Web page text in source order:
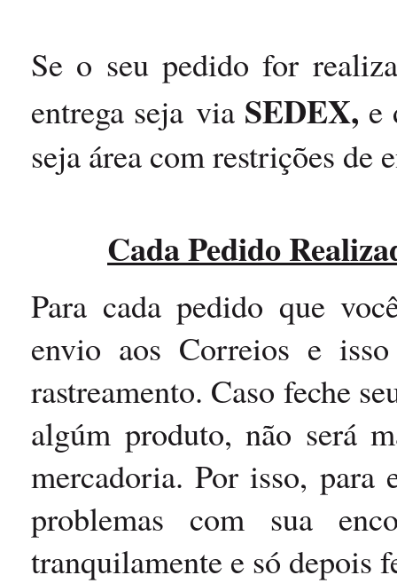
Se o seu pedido for
entrega seja via SEDEX, e
seja área com restrições de
Cada Pedido
Para cada pedido que
envio aos Correios e
rastreamento. Caso feche
algúm produto, não será
mercadoria. Por isso,
problemas com sua
tranquilamente e só depois